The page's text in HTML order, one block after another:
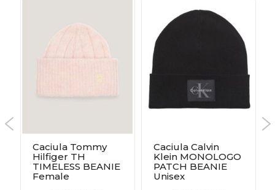
Caciula Tommy
Hilfiger TH
TIMELESS BEANIE
Female
Caciula Calvin
Klein MONOLOGO
PATCH BEANIE
Unisex